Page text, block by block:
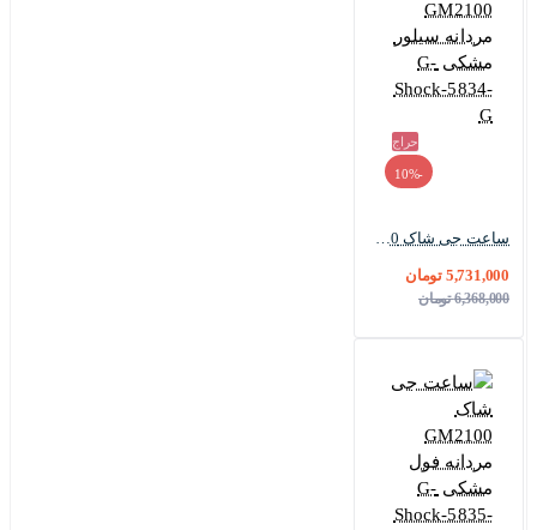
حراج
-10%
ساعت جی شاک GM2100 مردانه سیلور مشکی G-Shock-5834-G
5,731,000 تومان
6,368,000 تومان